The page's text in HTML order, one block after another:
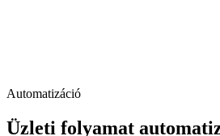
Automatizáció
Üzleti folyamat